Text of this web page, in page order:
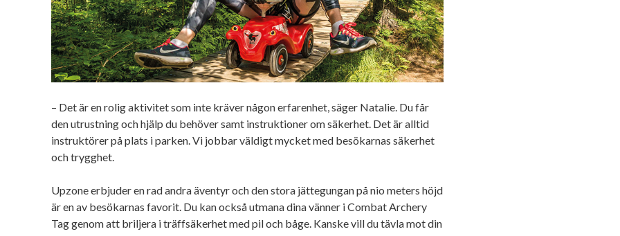
– Det är en rolig aktivitet som inte kräver någon erfarenhet, säger Natalie. Du får
den utrustning och hjälp du behöver samt instruktioner om säkerhet. Det är alltid
instruktörer på plats i parken. Vi jobbar väldigt mycket med besökarnas säkerhet
och trygghet.
Upzone erbjuder en rad andra äventyr och den stora jättegungan på nio meters höjd
är en av besökarnas favorit. Du kan också utmana dina vänner i Combat Archery
Tag genom att briljera i träffsäkerhet med pil och båge. Kanske vill du tävla mot din